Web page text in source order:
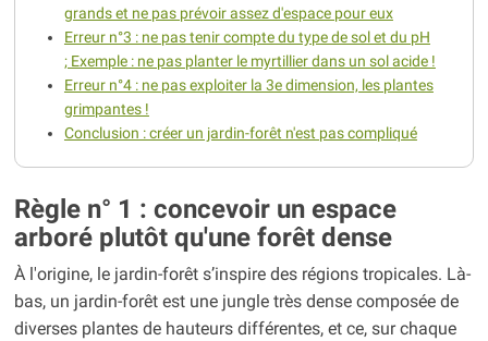
grands et ne pas prévoir assez d'espace pour eux
Erreur n°3 : ne pas tenir compte du type de sol et du pH
; Exemple : ne pas planter le myrtillier dans un sol acide !
Erreur n°4 : ne pas exploiter la 3e dimension, les plantes
grimpantes !
Conclusion : créer un jardin-forêt n'est pas compliqué
Règle n° 1 : concevoir un espace
arboré plutôt qu'une forêt dense
À l'origine, le jardin-forêt s’inspire des régions tropicales. Là-
bas, un jardin-forêt est une jungle très dense composée de
diverses plantes de hauteurs différentes, et ce, sur chaque